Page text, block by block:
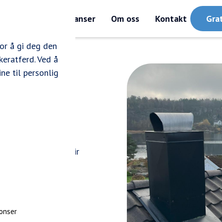
å gi deg den
Ved å
til personlig
Referanser Om oss Kontakt
på taket og gir